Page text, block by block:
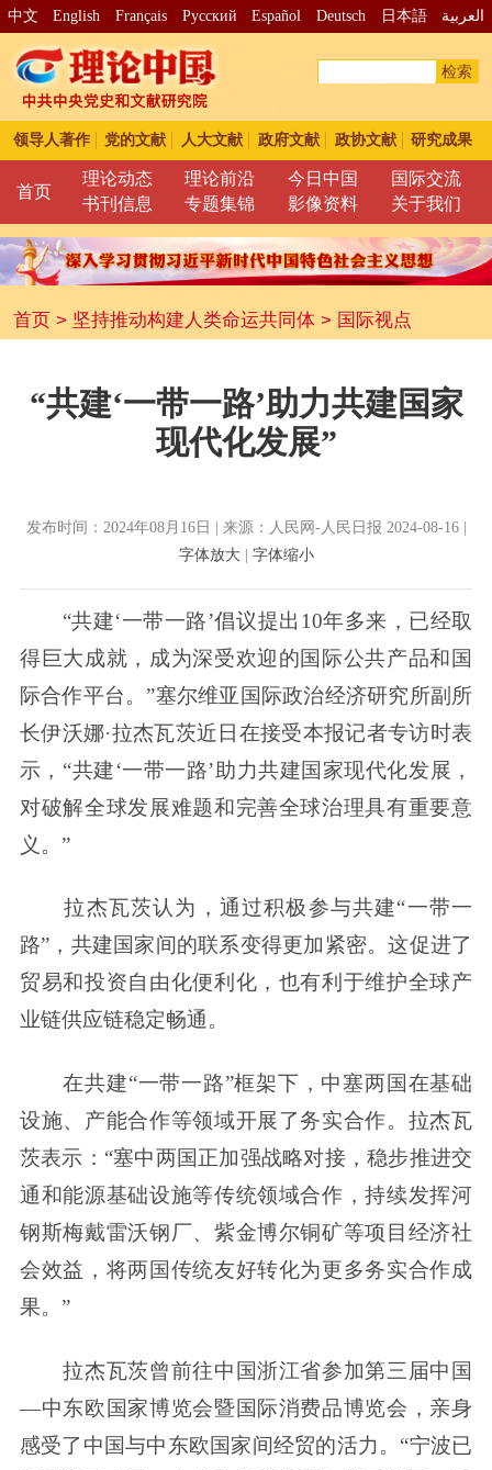
中文 English Français Pусский Español Deutsch 日本語 العربية
检索
领导人著作 党的文献 人大文献 政府文献 政协文献 研究成果
首页
理论动态 理论前沿 今日中国
国际交流
书刊信息
专题集锦 影像资料 关于我们
首页> 坚持推动构建人类命运共同体> 国际视点
“共建‘一带一路’助力共建国家
现代化发展”
发布时间：2024年08月16日 | 来源：人民网-人民日报 2024-08-16 |
字体放大| 字体缩小
“共建‘一带一路’倡议提出10年多来，已经取
得巨大成就，成为深受欢迎的国际公共产品和国
际合作平台。”塞尔维亚国际政治经济研究所副所
长伊沃娜·拉杰瓦茨近日在接受本报记者专访时表
示，“共建‘一带一路’助力共建国家现代化发展，
对破解全球发展难题和完善全球治理具有重要意
义。”
拉杰瓦茨认为，通过积极参与共建“一带一
路”，共建国家间的联系变得更加紧密。这促进了
贸易和投资自由化便利化，也有利于维护全球产
业链供应链稳定畅通。
在共建“一带一路”框架下，中塞两国在基础
设施、产能合作等领域开展了务实合作。拉杰瓦
茨表示：“塞中两国正加强战略对接，稳步推进交
通和能源基础设施等传统领域合作，持续发挥河
钢斯梅戴雷沃钢厂、紫金博尔铜矿等项目经济社
会效益，将两国传统友好转化为更多务实合作成
果。”
拉杰瓦茨曾前往中国浙江省参加第三届中国
—中东欧国家博览会暨国际消费品博览会，亲身
感受了中国与中东欧国家间经贸的活力。“宁波已